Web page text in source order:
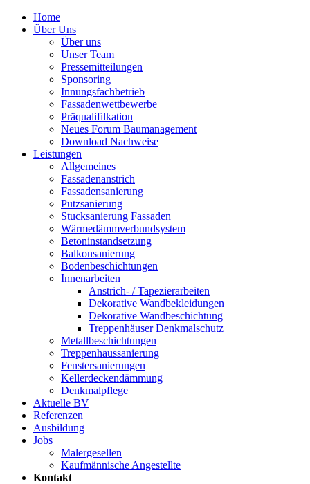
Home
Über Uns
Über uns
Unser Team
Pressemitteilungen
Sponsoring
Innungsfachbetrieb
Fassadenwettbewerbe
Präqualifilkation
Neues Forum Baumanagement
Download Nachweise
Leistungen
Allgemeines
Fassadenanstrich
Fassadensanierung
Putzsanierung
Stucksanierung Fassaden
Wärmedämmverbundsystem
Betoninstandsetzung
Balkonsanierung
Bodenbeschichtungen
Innenarbeiten
Anstrich- / Tapezierarbeiten
Dekorative Wandbekleidungen
Dekorative Wandbeschichtung
Treppenhäuser Denkmalschutz
Metallbeschichtungen
Treppenhaussanierung
Fenstersanierungen
Kellerdeckendämmung
Denkmalpflege
Aktuelle BV
Referenzen
Ausbildung
Jobs
Malergesellen
Kaufmännische Angestellte
Kontakt